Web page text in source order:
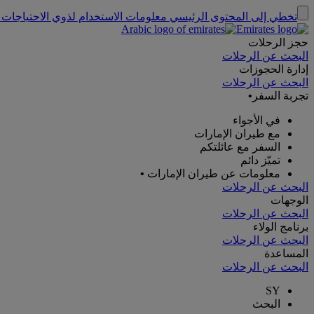
تخطي إلى المحتوى الرئيسي معلومات الاستخدام لذوي
حجز الرحلات
البحث عن الرحلات
إدارة الحجوزات
البحث عن الرحلات
تجربة السفر •
في الأجواء
مع طيران الإمارات
السفر مع عائلتكم
تميّز دائم
معلومات عن طيران الإمارات •
البحث عن الرحلات
الوجهات
البحث عن الرحلات
برنامج الولاء
البحث عن الرحلات
المساعدة
البحث عن الرحلات
SY
البحث